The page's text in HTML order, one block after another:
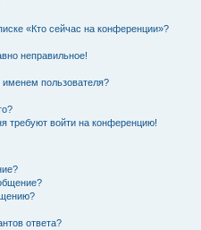
«Кто сейчас на конференции»?
неправильное!
пользователя?
требуют войти на конференцию!
ответа?